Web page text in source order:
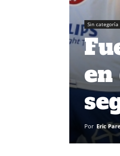
Sin categoría
Por Eric